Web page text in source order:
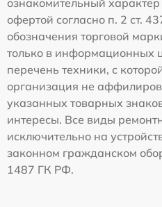
офертой согласно п. 2 ст.
обозначения торговой
только в информационных
перечень техники, с
организация не
указанных товарных
интересы. Все виды
исключительно на
законном гражданском
1487 ГК РФ.